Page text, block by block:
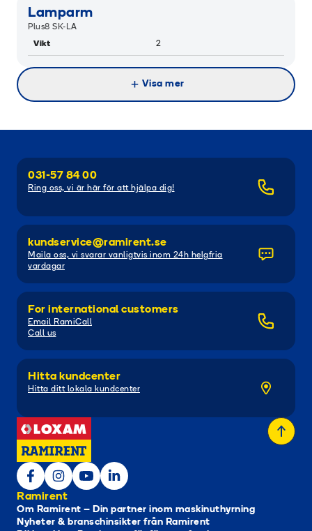
Lamparm
Plus8 SK-LA
Vikt
2
Visa mer
031-57 84 00
Ring oss, vi är här för att hjälpa dig!
kundservice@ramirent.se
Maila oss, vi svarar vanligtvis inom 24h helgfria
vardagar
For international customers
Email RamiCall
Call us
Hitta kundcenter
Hitta ditt lokala kundcenter
Ramirent
Om Ramirent – Din partner inom maskinuthyrning
Nyheter & branschinsikter från Ramirent